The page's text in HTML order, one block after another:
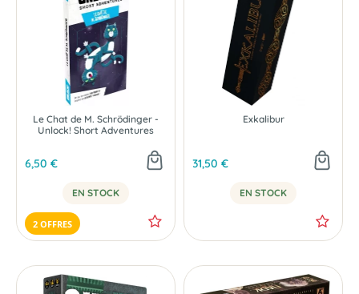
Le Chat de M. Schrödinger -
Unlock! Short Adventures
6,50 €
EN STOCK
2 OFFRES
Exkalibur
31,50 €
EN STOCK